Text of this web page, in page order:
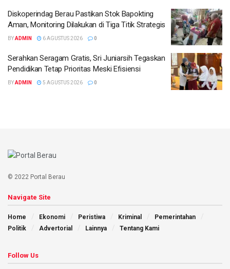
Diskoperindag Berau Pastikan Stok Bapokting
Aman, Monitoring Dilakukan di Tiga Titik Strategis
BYADMIN 6 AGUSTUS 2026 0
Serahkan Seragam Gratis, Sri Juniarsih Tegaskan
Pendidikan Tetap Prioritas Meski Efisiensi
BYADMIN 5 AGUSTUS 2026 0
© 2022 Portal Berau
Navigate Site
Home Ekonomi Peristiwa Kriminal
Pemerintahan
Politik
Advertorial Lainnya Tentang Kami
Follow Us